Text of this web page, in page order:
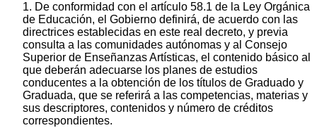
1. De conformidad con el artículo 58.1 de la Ley Orgánica
de Educación, el Gobierno definirá, de acuerdo con las
directrices establecidas en este real decreto, y previa
consulta a las comunidades autónomas y al Consejo
Superior de Enseñanzas Artísticas, el contenido básico al
que deberán adecuarse los planes de estudios
conducentes a la obtención de los títulos de Graduado y
Graduada, que se referirá a las competencias, materias y
sus descriptores, contenidos y número de créditos
correspondientes.